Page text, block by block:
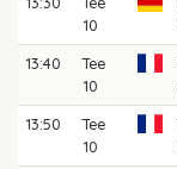
10
13:40
Tee
10
13:50
Tee
10